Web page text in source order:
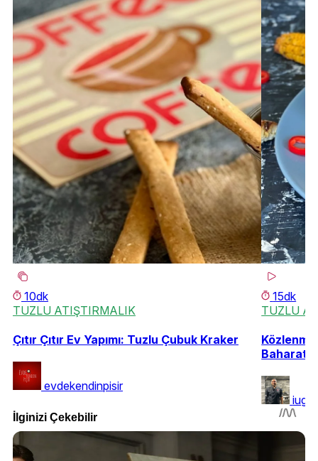
10dk
TUZLU ATIŞTIRMALIK
Çıtır Çıtır Ev Yapımı: Tuzlu Çubuk Kraker
evdekendinpisir
15dk
TUZLU
Közlenmiş
Baharatlı